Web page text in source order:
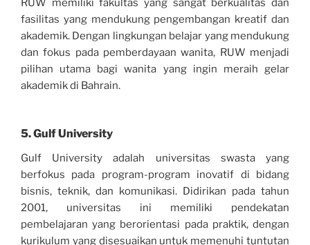
RUW memiliki fakultas yang sangat berkualitas dan
fasilitas yang mendukung pengembangan kreatif dan
akademik. Dengan lingkungan belajar yang mendukung
dan fokus pada pemberdayaan wanita, RUW menjadi
pilihan utama bagi wanita yang ingin meraih gelar
akademik di Bahrain.
5.Gulf University
Gulf University adalah universitas swasta yang
berfokus pada program-program inovatif di bidang
bisnis, teknik, dan komunikasi. Didirikan pada tahun
2001, universitas ini memiliki pendekatan
pembelajaran yang berorientasi pada praktik, dengan
kurikulum yang disesuaikan untuk memenuhi tuntutan